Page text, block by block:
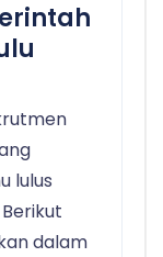
lulus
dalam